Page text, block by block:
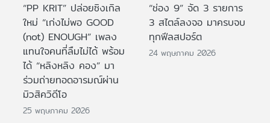
“PP KRIT” ปล่อยซิงเกิล
ใหม่ “เก่งไม่พอ GOOD
(not) ENOUGH” เพลง
แทนใจคนที่ลืมไม่ได้ พร้อม
ได้ “หลิงหลิง คอง” มา
ร่วมถ่ายทอดอารมณ์ผ่าน
มิวสิควิดีโอ
25 พฤษภาคม 2026
“ช่อง 9” จัด 3 รายการ
3 สไตล์ลงจอ มาครบจบ
ทุกฟีลสปอร์ต
24 พฤษภาคม 2026